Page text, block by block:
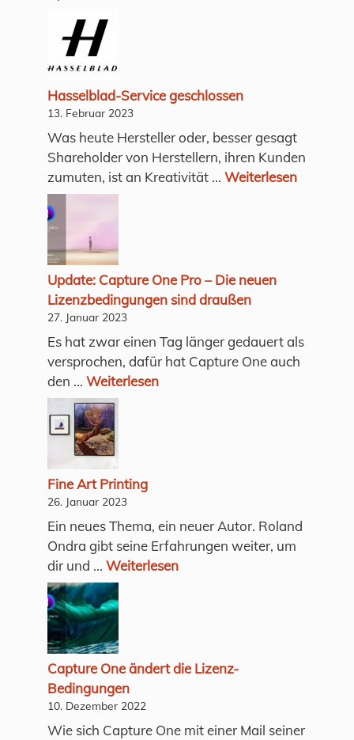
Hasselblad-Service geschlossen
13. Februar 2023
Was heute Hersteller oder, besser gesagt
Shareholder von Herstellern, ihren Kunden
zumuten, ist an Kreativität ... Weiterlesen
Update: Capture One Pro – Die neuen
Lizenzbedingungen sind draußen
27. Januar 2023
Es hat zwar einen Tag länger gedauert als
versprochen, dafür hat Capture One auch
den ... Weiterlesen
Fine Art Printing
26. Januar 2023
Ein neues Thema, ein neuer Autor. Roland
Ondra gibt seine Erfahrungen weiter, um
dir und ... Weiterlesen
Capture One ändert die Lizenz-
Bedingungen
10. Dezember 2022
Wie sich Capture One mit einer Mail seiner